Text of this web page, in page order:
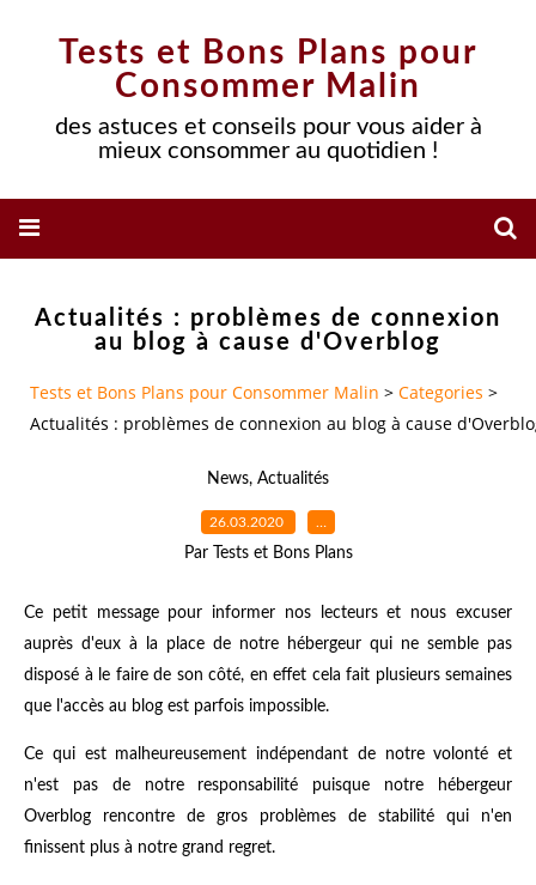
Tests et Bons Plans pour
Consommer Malin
des astuces et conseils pour vous aider à
mieux consommer au quotidien !
Actualités : problèmes de connexion
au blog à cause d'Overblog
Tests et Bons Plans pour Consommer Malin > Categories >
Actualités : problèmes de connexion au blog à cause
News, Actualités
26.03.2020 …
Par Tests et Bons Plans
Ce petit message pour informer nos lecteurs et nous excuser
auprès d'eux à la place de notre hébergeur qui ne semble pas
disposé à le faire de son côté, en effet cela fait plusieurs semaines
que l'accès au blog est parfois impossible.
Ce qui est malheureusement indépendant de notre volonté et
n'est pas de notre responsabilité puisque notre hébergeur
Overblog rencontre de gros problèmes de stabilité qui n'en
finissent plus à notre grand regret.